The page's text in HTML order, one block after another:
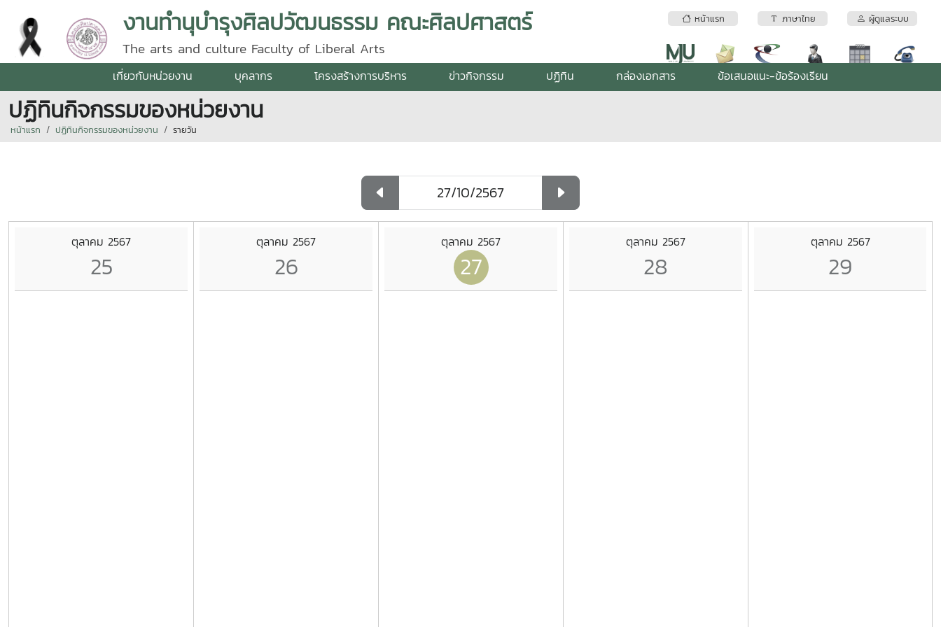
หน้าแรก ภาษาไทย ผู้ดูแลระบบ
งานทำนุบำรุงศิลปวัฒนธรรม คณะศิลปศาสตร์
The arts and culture Faculty of Liberal Arts
เกี่ยวกับหน่วยงาน บุคลากร โครงสร้างการบริหาร ข่าวกิจกรรม ปฏิทิน กล่องเอกสาร ข้อเสนอแนะ-ข้อร้องเรียน
ปฏิทินกิจกรรมของหน่วยงาน
หน้าแรก ปฏิทินกิจกรรมของหน่วยงาน รายวัน
ตุลาคม 2567
25
ตุลาคม 2567
26
ตุลาคม 2567
27
ตุลาคม 2567
28
ตุลาคม 2567
29